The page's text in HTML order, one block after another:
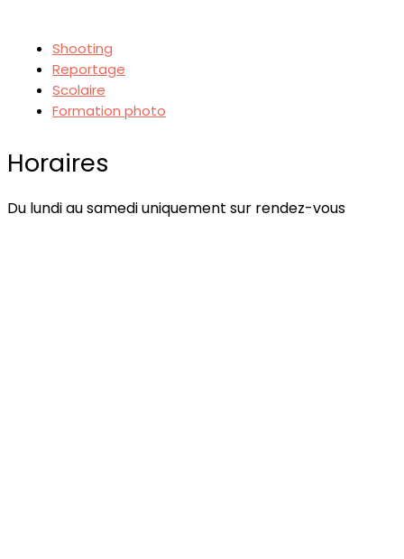
Shooting
Reportage
Scolaire
Formation photo
Horaires
Du lundi au samedi uniquement sur rendez-vous